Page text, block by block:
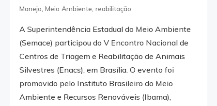
Manejo ,Meio Ambiente ,reabilitação
A Superintendência Estadual do Meio Ambiente
(Semace) participou do V Encontro Nacional de
Centros de Triagem e Reabilitação de Animais
Silvestres (Enacs), em Brasília. O evento foi
promovido pelo Instituto Brasileiro do Meio
Ambiente e Recursos Renováveis (Ibama),